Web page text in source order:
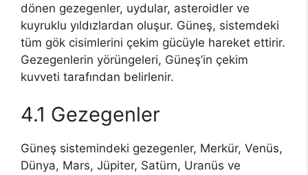
dönen gezegenler, uydular, asteroidler ve
kuyruklu yıldızlardan oluşur. Güneş, sistemdeki
tüm gök cisimlerini çekim gücüyle hareket ettirir.
Gezegenlerin yörüngeleri, Güneş’in çekim
kuvveti tarafından belirlenir.
4.1 Gezegenler
Güneş sistemindeki gezegenler, Merkür, Venüs,
Dünya, Mars, Jüpiter, Satürn, Uranüs ve